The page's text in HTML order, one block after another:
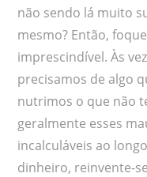
não sendo lá muito
mesmo? Então,
imprescindível. Às
precisamos de algo
nutrimos o que não
geralmente esses
incalculáveis ao
dinheiro, reinvente-